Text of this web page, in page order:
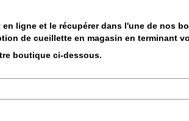
ligne et le récupérer dans l'une de nos
de cueillette en magasin en terminant
boutique ci-dessous.